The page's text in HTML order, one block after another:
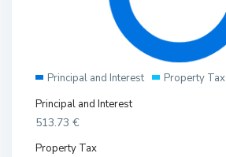
Principal and Interest Property Tax
Principal and Interest
513.73 €
Property Tax